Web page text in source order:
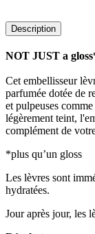
Description
NOT JUST a
Cet embellisseur
parfumée dotée de
et pulpeuses
légèrement teint,
complément de
*plus qu’un gloss
Les lèvres sont
hydratées.
Jour après jour, les